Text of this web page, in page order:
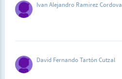
Ivan Alejandro Ramirez Cordova
David Fernando Tartón Cutzal